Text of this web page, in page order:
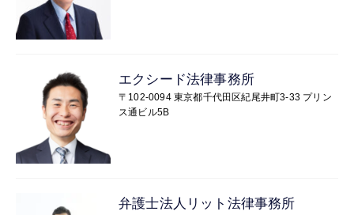
エクシード法律事務所
〒102-0094 東京都千代田区紀尾井町3-33 プリン
ス通ビル5B
弁護士法人リット法律事務所